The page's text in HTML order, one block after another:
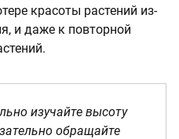
красоты растений из-
и даже к повторной
изучайте высоту
обращайте